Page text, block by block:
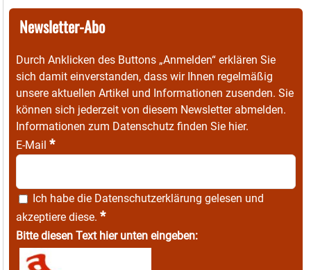
Newsletter-Abo
Durch Anklicken des Buttons „Anmelden“ erklären Sie
sich damit einverstanden, dass wir Ihnen regelmäßig
unsere aktuellen Artikel und Informationen zusenden. Sie
können sich jederzeit von diesem Newsletter abmelden.
Informationen zum Datenschutz finden Sie hier.
E-Mail *
Ich habe die Datenschutzerklärung gelesen und
akzeptiere diese. *
Bitte diesen Text hier unten eingeben: